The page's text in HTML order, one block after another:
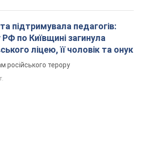
підтримувала педагогів:
по Київщині загинула
ліцею, її чоловік та онук
російського терору